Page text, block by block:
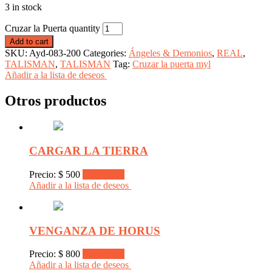
3 in stock
Cruzar la Puerta quantity
Add to cart
SKU: Ayd-083-200 Categories: Ángeles & Demonios, REAL,
TALISMAN, TALISMAN Tag: Cruzar la puerta myl
Añadir a la lista de deseos
Otros productos
CARGAR LA TIERRA
Precio: $ 500
Añadir a la lista de deseos
VENGANZA DE HORUS
Precio: $ 800
Añadir a la lista de deseos